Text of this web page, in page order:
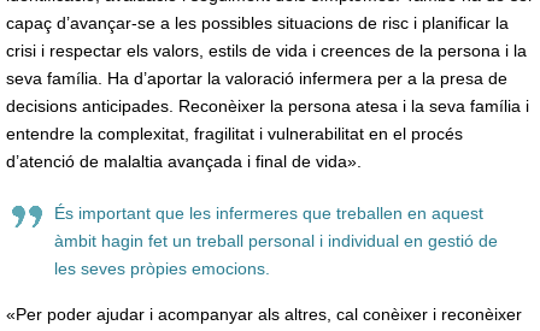
capaç d’avançar-se a les possibles situacions de risc i planificar la
crisi i respectar els valors, estils de vida i creences de la persona i la
seva família. Ha d’aportar la valoració infermera per a la presa de
decisions anticipades. Reconèixer la persona atesa i la seva família i
entendre la complexitat, fragilitat i vulnerabilitat en el procés
d’atenció de malaltia avançada i final de vida».
És important que les infermeres que treballen en aquest
àmbit hagin fet un treball personal i individual en gestió de
les seves pròpies emocions.
«Per poder ajudar i acompanyar als altres, cal conèixer i reconèixer